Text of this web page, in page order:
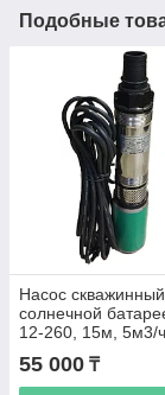
Подобные
Насос
солнечной
12-260, 15м, 5м3/
55 000 ₸